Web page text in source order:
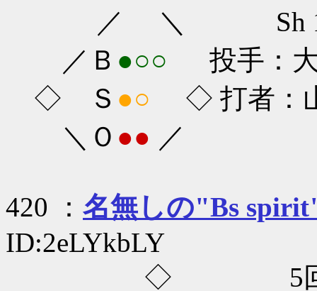
／ ＼ Sh 1-
／Ｂ ●○○ 投手：大
◇ Ｓ ●○ ◇ 打者：
＼Ｏ ●● ／
420 ： 名無しの"Bs
ID:2eLYkbLY
◇ 5回